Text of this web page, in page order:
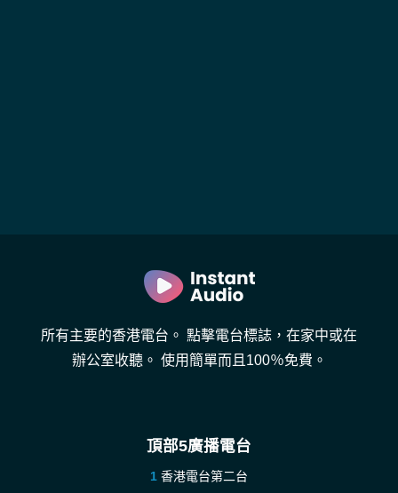
所有主要的香港電台。 點擊電台標誌，在家中或在
辦公室收聽。 使用簡單而且100％免費。
頂部5廣播電台
香港電台第二台